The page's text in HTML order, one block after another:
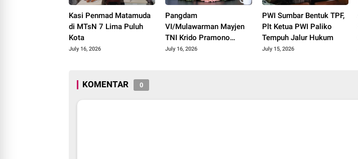
Kasi Penmad Matamuda
di MTsN 7 Lima Puluh
Kota
July 16, 2026
Pangdam
VI/Mulawarman Mayjen
TNI Krido Pramono
Luncurkan Lagu Inspiratif
July 16, 2026
PWI Sumbar Bentuk TPF,
Plt Ketua PWI Paliko
Tempuh Jalur Hukum
July 15, 2026
KOMENTAR 0